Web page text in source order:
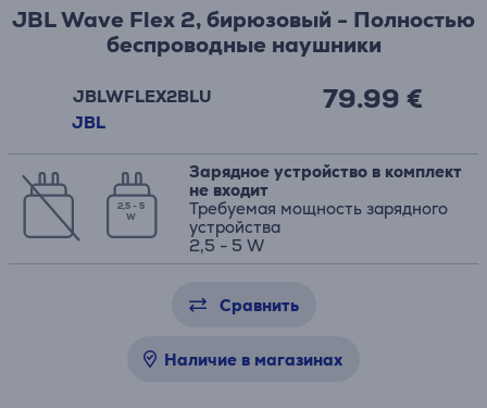
JBL Wave Flex 2, бирюзовый - Полностью
беспроводные наушники
JBLWFLEX2BLU
JBL
79.99 €
2,5 - 5
W
Зарядное устройство в комплект
не входит
Требуемая мощность зарядного
устройства
2,5 - 5 W
Сравнить
Наличие в магазинах